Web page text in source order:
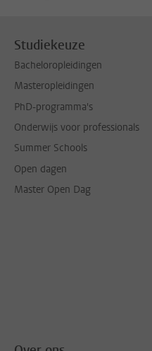
Studiekeuze
Bacheloropleidingen
Masteropleidingen
PhD-programma's
Onderwijs voor professionals
Summer Schools
Open dagen
Master Open Dag